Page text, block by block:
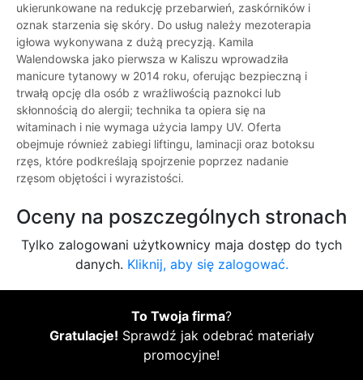
ukierunkowane na redukcję przebarwień, zaskórników i
oznak starzenia się skóry. Do usług należy mezoterapia
igłowa wykonywana z dużą precyzją. Kamila
Walendowska jako pierwsza w Kaliszu wprowadziła
manicure tytanowy w 2014 roku, oferując bezpieczną i
trwałą opcję dla osób z wrażliwością paznokci lub
skłonnością do alergii; technika ta opiera się na
witaminach i nie wymaga użycia lampy UV. Oferta
obejmuje również zabiegi liftingu, laminacji oraz botoksu
rzęs, które podkreślają spojrzenie poprzez nadanie
rzęsom objętości i wyrazistości.
Oceny na poszczególnych stronach
Tylko zalogowani użytkownicy maja dostęp do tych
danych. Kliknij, aby się zalogować.
To Twoja firma?
Gratulacje! Sprawdź jak odebrać materiały
promocyjne!